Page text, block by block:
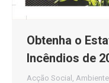
Obtenha o
Incêndios de
Acção Social Ambiente